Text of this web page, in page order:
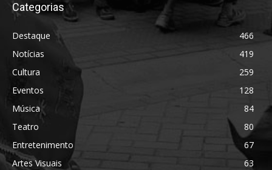
Categorias
Destaque
466
Notícias
419
Cultura
259
Eventos
128
Música
84
Teatro
80
Entretenimento
67
Artes Visuais
63